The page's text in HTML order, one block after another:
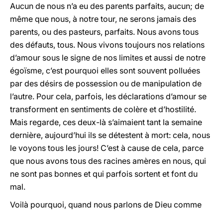
Aucun de nous n’a eu des parents parfaits, aucun; de
même que nous, à notre tour, ne serons jamais des
parents, ou des pasteurs, parfaits. Nous avons tous
des défauts, tous. Nous vivons toujours nos relations
d’amour sous le signe de nos limites et aussi de notre
égoïsme, c’est pourquoi elles sont souvent polluées
par des désirs de possession ou de manipulation de
l’autre. Pour cela, parfois, les déclarations d’amour se
transforment en sentiments de colère et d’hostilité.
Mais regarde, ces deux-là s’aimaient tant la semaine
dernière, aujourd’hui ils se détestent à mort: cela, nous
le voyons tous les jours! C’est à cause de cela, parce
que nous avons tous des racines amères en nous, qui
ne sont pas bonnes et qui parfois sortent et font du
mal.
Voilà pourquoi, quand nous parlons de Dieu comme